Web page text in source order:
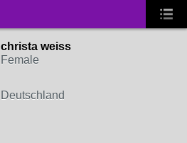
christa weiss
Female
Deutschland